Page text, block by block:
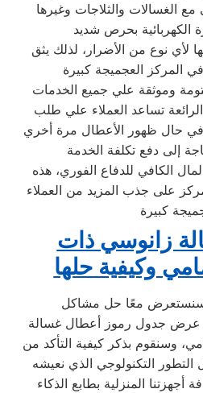
مع الغسالات والثلاجات وغيرها
الكهربائية بحرص شديد
لأي نوع من الأضرار، لذلك يثق
المركز العجميجة كبيرة
وموثقة علي جميع الخدمات
الرائعة تساعد العملاء علي طلب
في حال ظهور الأعطال مرة أخري
الكافي للدفاع الفوري، هذه
على جذب المزيد من العملاء
كبيرة
زانوسي ذات
وكيفية حلها
سنستعرض معًا حل مشاكل
عرض جدول رموز أعطال غسالة
وسنقوم بذكر كيفية التأكد من
التكنولوجي الذي نعيشه
أجهزتنا المنزلية بطابع الذكاء